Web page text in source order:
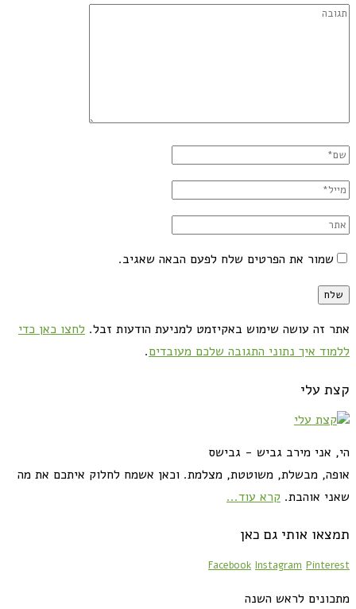
שמור את הפרטים שלח לפעם הבאה שאגיב.
אתר זה עושה שימוש באקיזמט למניעת הודעות זבל. לחצו כאן כדי
ללמוד איך נתוני התגובה שלכם מעובדים.
קצת עלי
הי, אני מירב גביש - גבישס
אופה, מבשלת, משוטטת, מצלמת. וכאן אשמח לחלוק איתכם את מה
שאני אוהבת. קרא עוד...
תמצאו אותי גם כאן
Facebook Instagram Pinterest
מתכונים לראש השנה